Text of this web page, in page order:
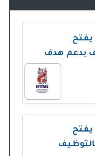
يفتح
بدعم هدف
يفتح